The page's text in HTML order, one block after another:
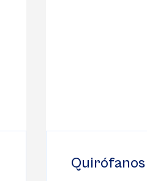
Quirófanos